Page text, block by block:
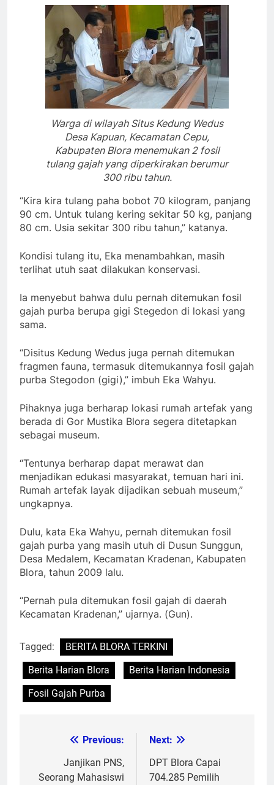
Warga di wilayah Situs Kedung Wedus
Desa Kapuan, Kecamatan Cepu,
Kabupaten Blora menemukan 2 fosil
tulang gajah yang diperkirakan berumur
300 ribu tahun.
“Kira kira tulang paha bobot 70 kilogram, panjang
90 cm. Untuk tulang kering sekitar 50 kg, panjang
80 cm. Usia sekitar 300 ribu tahun,” katanya.
Kondisi tulang itu, Eka menambahkan, masih
terlihat utuh saat dilakukan konservasi.
Ia menyebut bahwa dulu pernah ditemukan fosil
gajah purba berupa gigi Stegedon di lokasi yang
sama.
“Disitus Kedung Wedus juga pernah ditemukan
fragmen fauna, termasuk ditemukannya fosil gajah
purba Stegodon (gigi),” imbuh Eka Wahyu.
Pihaknya juga berharap lokasi rumah artefak yang
berada di Gor Mustika Blora segera ditetapkan
sebagai museum.
“Tentunya berharap dapat merawat dan
menjadikan edukasi masyarakat, temuan hari ini.
Rumah artefak layak dijadikan sebuah museum,”
ungkapnya.
Dulu, kata Eka Wahyu, pernah ditemukan fosil
gajah purba yang masih utuh di Dusun Sunggun,
Desa Medalem, Kecamatan Kradenan, Kabupaten
Blora, tahun 2009 lalu.
“Pernah pula ditemukan fosil gajah di daerah
Kecamatan Kradenan,” ujarnya. (Gun).
Tagged:
BERITA BLORA TERKINI
Berita Harian Blora
Berita Harian Indonesia
Fosil Gajah Purba
navigation
Previous:
Janjikan PNS,
Seorang Mahasiswi
Next:
DPT Blora Capai
704.285 Pemilih